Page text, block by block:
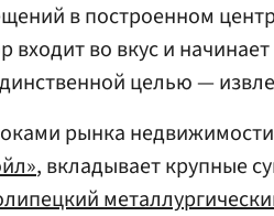
в построенном
входит во вкус и
целью —
рынка
, вкладывает крупные